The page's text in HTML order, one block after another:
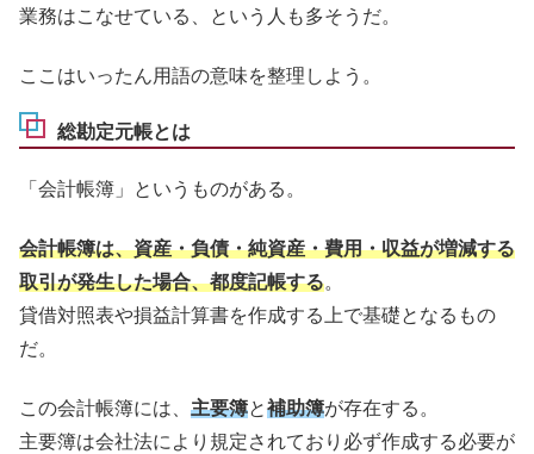
業務はこなせている、という人も多そうだ。
ここはいったん用語の意味を整理しよう。
総勘定元帳とは
「会計帳簿」というものがある。
会計帳簿は、資産・負債・純資産・費用・収益が増減する
取引が発生した場合、都度記帳する。
貸借対照表や損益計算書を作成する上で基礎となるもの
だ。
この会計帳簿には、 主要簿と補助簿が存在する。
主要簿は会社法により規定されており必ず作成する必要が